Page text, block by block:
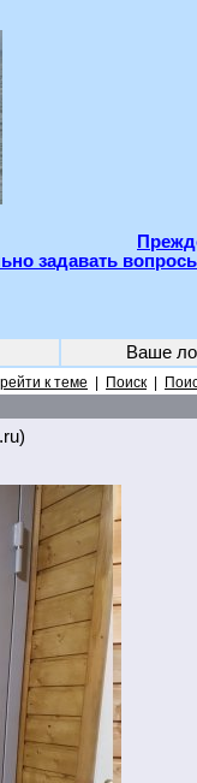
задавать
Ваше
к теме Поиск